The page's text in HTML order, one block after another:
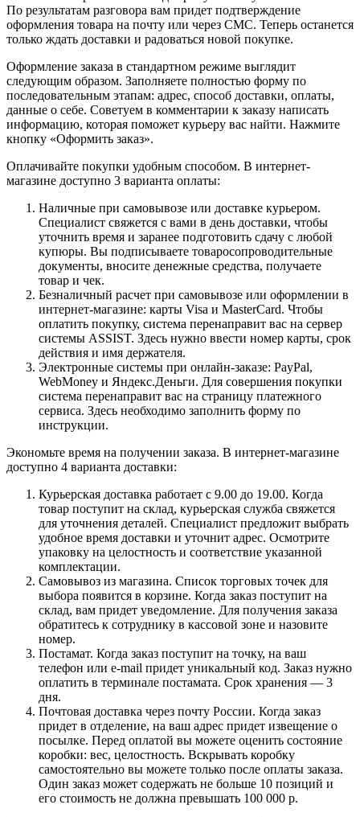
По результатам разговора вам придет подтверждение
оформления товара на почту или через СМС. Теперь останется
только ждать доставки и радоваться новой покупке.
Оформление заказа в стандартном режиме выглядит
следующим образом. Заполняете полностью форму по
последовательным этапам: адрес, способ доставки, оплаты,
данные о себе. Советуем в комментарии к заказу написать
информацию, которая поможет курьеру вас найти. Нажмите
кнопку «Оформить заказ».
Оплачивайте покупки удобным способом. В интернет-
магазине доступно 3 варианта оплаты:
Наличные при самовывозе или доставке курьером.
Специалист свяжется с вами в день доставки, чтобы
уточнить время и заранее подготовить сдачу с любой
купюры. Вы подписываете товаросопроводительные
документы, вносите денежные средства, получаете
товар и чек.
Безналичный расчет при самовывозе или оформлении в
интернет-магазине: карты Visa и MasterCard. Чтобы
оплатить покупку, система перенаправит вас на сервер
системы ASSIST. Здесь нужно ввести номер карты, срок
действия и имя держателя.
Электронные системы при онлайн-заказе: PayPal,
WebMoney и Яндекс.Деньги. Для совершения покупки
система перенаправит вас на страницу платежного
сервиса. Здесь необходимо заполнить форму по
инструкции.
Экономьте время на получении заказа. В интернет-магазине
доступно 4 варианта доставки:
Курьерская доставка работает с 9.00 до 19.00. Когда
товар поступит на склад, курьерская служба свяжется
для уточнения деталей. Специалист предложит выбрать
удобное время доставки и уточнит адрес. Осмотрите
упаковку на целостность и соответствие указанной
комплектации.
Самовывоз из магазина. Список торговых точек для
выбора появится в корзине. Когда заказ поступит на
склад, вам придет уведомление. Для получения заказа
обратитесь к сотруднику в кассовой зоне и назовите
номер.
Постамат. Когда заказ поступит на точку, на ваш
телефон или e-mail придет уникальный код. Заказ нужно
оплатить в терминале постамата. Срок хранения — 3
дня.
Почтовая доставка через почту России. Когда заказ
придет в отделение, на ваш адрес придет извещение о
посылке. Перед оплатой вы можете оценить состояние
коробки: вес, целостность. Вскрывать коробку
самостоятельно вы можете только после оплаты заказа.
Один заказ может содержать не больше 10 позиций и
его стоимость не должна превышать 100 000 р.